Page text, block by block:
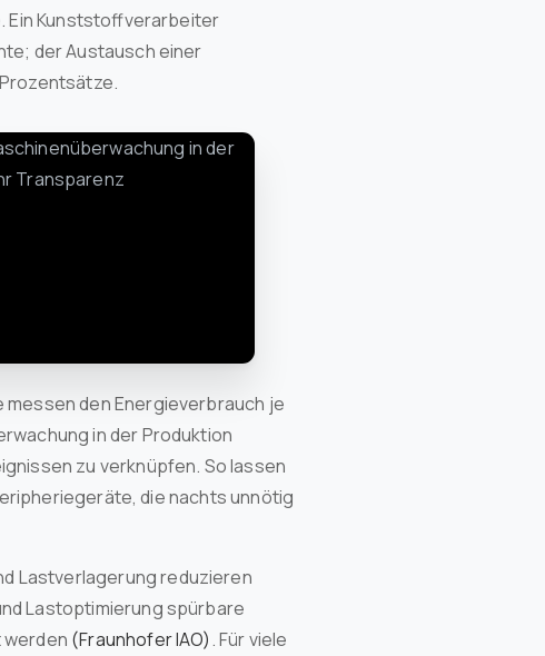
Ein Kunststoffverarbeiter
der Austausch einer
den Energieverbrauch je
in der Produktion
zu verknüpfen. So lassen
die nachts unnötig
Lastverlagerung reduzieren
Lastoptimierung spürbare
(Fraunhofer IAO). Für viele